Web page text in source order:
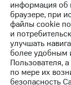
группа
Скидка
на
общие
и
что
есть
в
КИОН
информация об
браузере, при
файлы cookie
и
улучшать
более удобным
Пользователя,
по мере их
безопасность